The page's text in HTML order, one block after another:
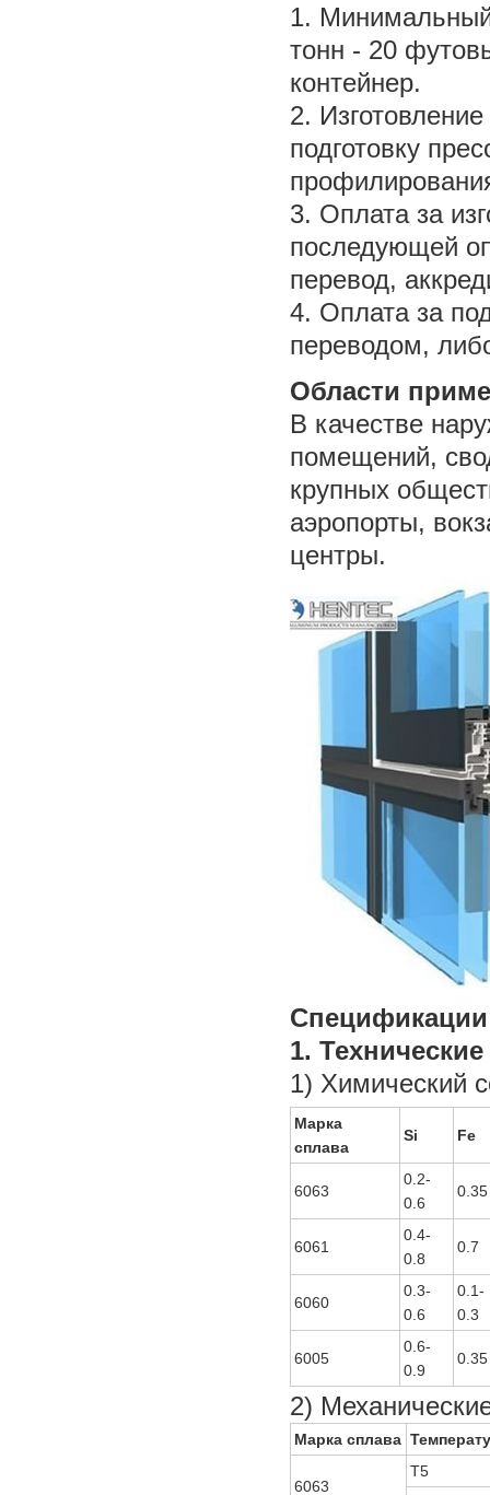
1. Минимальный
тонн - 20
контейнер.
2.
подготовку
3. Оплата за
последующей
перевод,
4. Оплата за
переводом,
Области
В качестве
помещений,
крупных
аэропорты,
центры.
Спецификации
1.
1) Химический
Марка
сплава
Si Fe
6063
0.2-
0.6
0.35
6061
0.4-
0.8
0.7
6060
0.3-
0.6
0.1-
0.3
6005
0.6-
0.9
0.35
2)
Марка сплава
6063
T5